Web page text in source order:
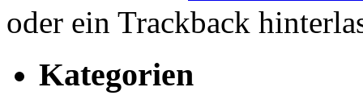
oder ein Trackback
Kategorien